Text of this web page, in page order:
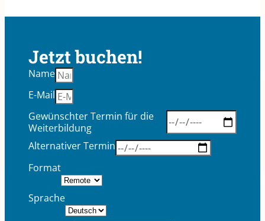
Jetzt buchen!
Name
E-Mail
Gewünschter Termin für die
Weiterbildung
Alternativer Termin
Format
Sprache